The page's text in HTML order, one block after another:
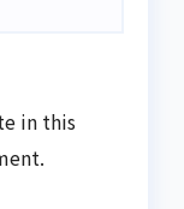
in this